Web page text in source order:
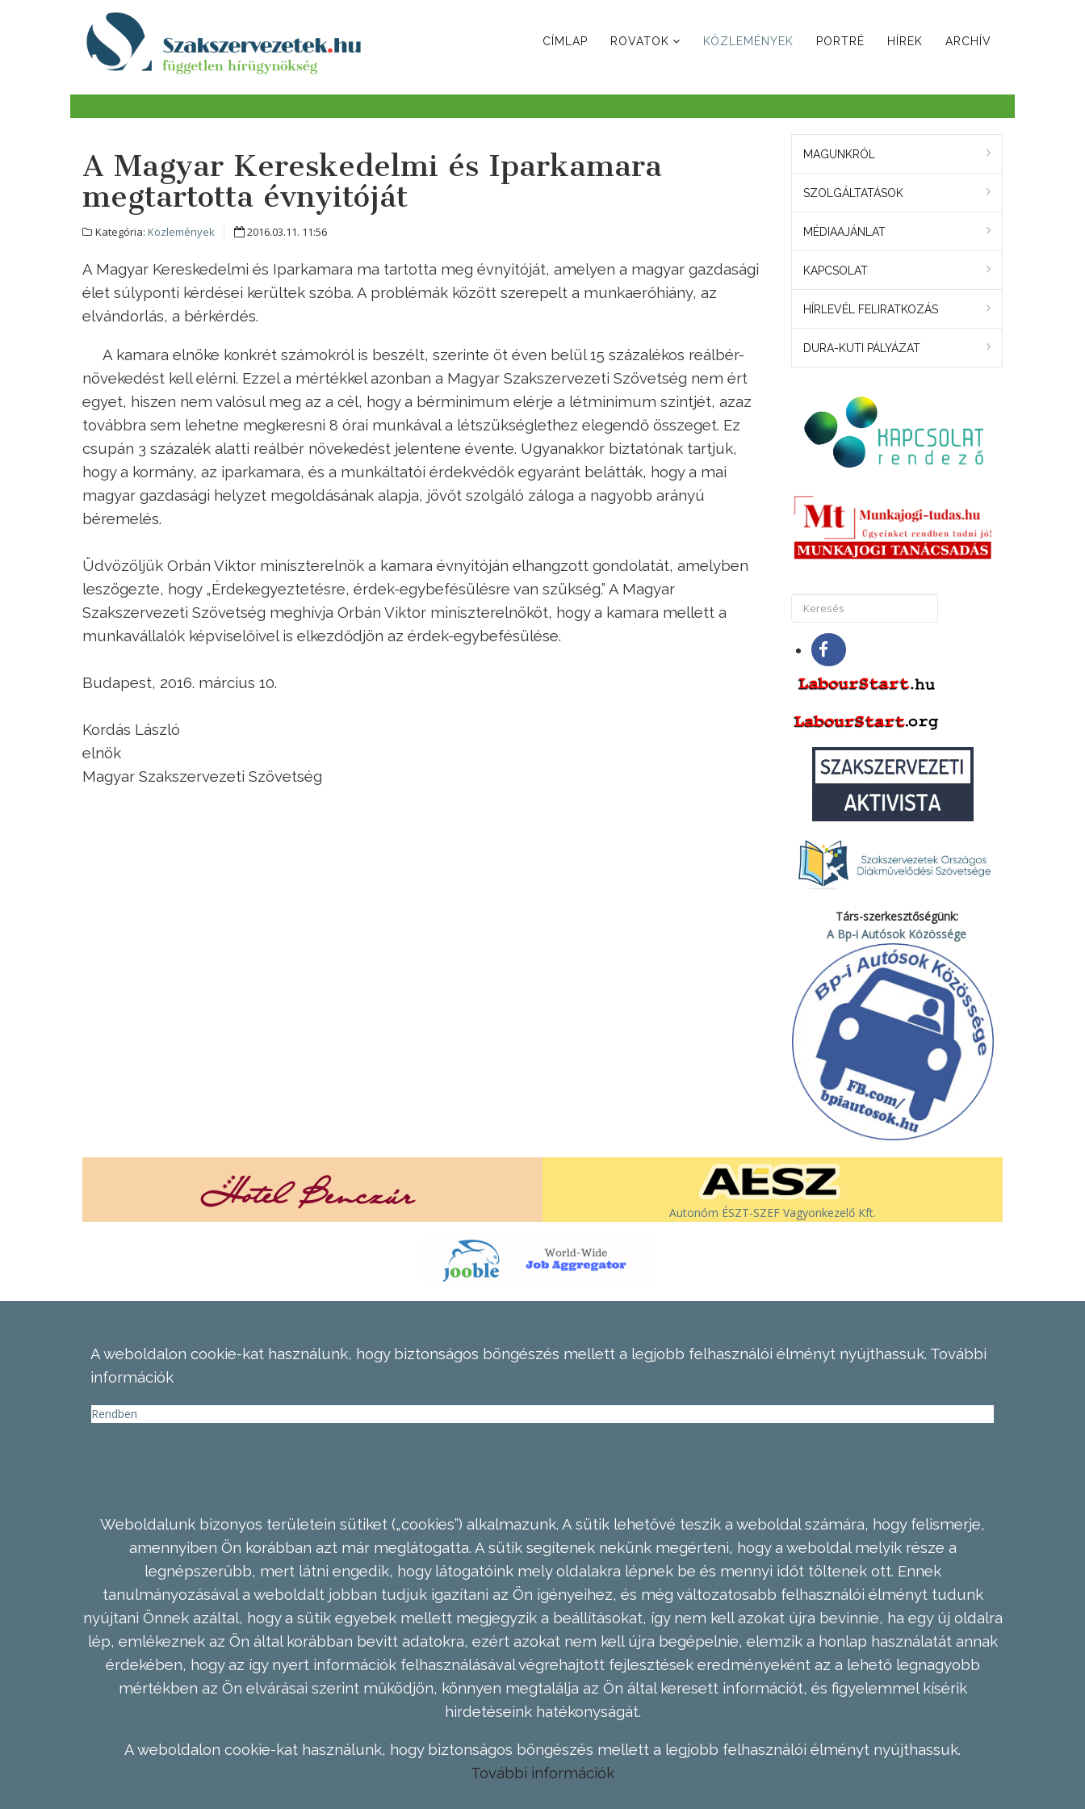
CÍMLAP ROVATOK KÖZLEMÉNYEK PORTRÉ HÍREK ARCHÍV
A Magyar Kereskedelmi és Iparkamara
megtartotta évnyitóját
Kategória: Közlemények 2016.03.11. 11:56
A Magyar Kereskedelmi és Iparkamara ma tartotta meg évnyitóját, amelyen a magyar gazdasági
élet súlyponti kérdései kerültek szóba. A problémák között szerepelt a munkaerőhiány, az
elvándorlás, a bérkérdés.
A kamara elnöke konkrét számokról is beszélt, szerinte öt éven belül 15 százalékos reálbér-
növekedést kell elérni. Ezzel a mértékkel azonban a Magyar Szakszervezeti Szövetség nem ért
egyet, hiszen nem valósul meg az a cél, hogy a bérminimum elérje a létminimum szintjét, azaz
továbbra sem lehetne megkeresni 8 órai munkával a létszükséglethez elegendő összeget. Ez
csupán 3 százalék alatti reálbér növekedést jelentene évente. Ugyanakkor biztatónak tartjuk,
hogy a kormány, az iparkamara, és a munkáltatói érdekvédők egyaránt belátták, hogy a mai
magyar gazdasági helyzet megoldásának alapja, jövőt szolgáló záloga a nagyobb arányú
béremelés.
Üdvözöljük Orbán Viktor miniszterelnök a kamara évnyitóján elhangzott gondolatát, amelyben
leszögezte, hogy „Érdekegyeztetésre, érdek-egybefésülésre van szükség.” A Magyar
Szakszervezeti Szövetség meghívja Orbán Viktor miniszterelnököt, hogy a kamara mellett a
munkavállalók képviselőivel is elkezdődjön az érdek-egybefésülése.
Budapest, 2016. március 10.
Kordás László
elnök
Magyar Szakszervezeti Szövetség
MAGUNKRÓL
SZOLGÁLTATÁSOK
MÉDIAAJÁNLAT
KAPCSOLAT
HÍRLEVÉL FELIRATKOZÁS
DURA-KUTI PÁLYÁZAT
Társ-szerkesztőségünk:
A Bp-i Autósok Közössége
Autonóm ÉSZT-SZEF Vagyonkezelő Kft.
A weboldalon cookie-kat használunk, hogy biztonságos böngészés mellett a legjobb felhasználói élményt nyújthassuk. További
információk
Rendben
Weboldalunk bizonyos területein sütiket („cookies”) alkalmazunk. A sütik lehetővé teszik a weboldal számára, hogy felismerje,
amennyiben Ön korábban azt már meglátogatta. A sütik segítenek nekünk megérteni, hogy a weboldal melyik része a
legnépszerűbb, mert látni engedik, hogy látogatóink mely oldalakra lépnek be és mennyi időt töltenek ott. Ennek
tanulmányozásával a weboldalt jobban tudjuk igazítani az Ön igényeihez, és még változatosabb felhasználói élményt tudunk
nyújtani Önnek azáltal, hogy a sütik egyebek mellett megjegyzik a beállításokat, így nem kell azokat újra bevinnie, ha egy új oldalra
lép, emlékeznek az Ön által korábban bevitt adatokra, ezért azokat nem kell újra begépelnie, elemzik a honlap használatát annak
érdekében, hogy az így nyert információk felhasználásával végrehajtott fejlesztések eredményeként az a lehető legnagyobb
mértékben az Ön elvárásai szerint működjön, könnyen megtalálja az Ön által keresett információt, és figyelemmel kísérik
hirdetéseink hatékonyságát.
A weboldalon cookie-kat használunk, hogy biztonságos böngészés mellett a legjobb felhasználói élményt nyújthassuk.
További információk